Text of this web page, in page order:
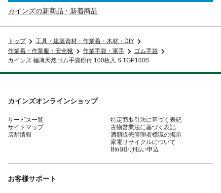
カインズの新商品・新着商品
トップ
工具・建築資材・作業着・木材・DIY
作業着・作業服・安全靴
作業手袋・軍手
ゴム手袋
カインズ 極薄天然ゴム手袋粉付 100枚入 S TGP100S
カインズオンラインショップ
サービス一覧
サイトマップ
店舗情報
特定商取引法に基づく表記
古物営業法に基づく表記
酒類販売管理者標識の掲示
家電リサイクルについて
BtoB掛け払い申込
お客様サポート